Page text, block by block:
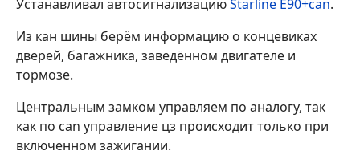
Устанавливал автосигнализациюStarline E90+can.
Из кан шины берём информацию о концевиках
дверей, багажника, заведённом двигателе и
тормозе.
Центральным замком управляем по аналогу, так
как по can управление цз происходит только при
включенном зажигании.